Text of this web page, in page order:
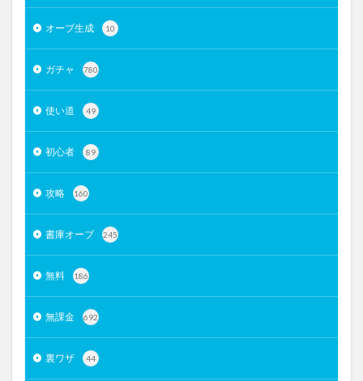
オーブ生成 10
ガチャ 780
使い道 49
初心者 89
攻略 160
書庫オーブ 245
無料 186
無課金 692
裏ワザ 44